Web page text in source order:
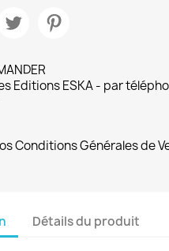
Editions ESKA - par
Conditions Générales de
Détails du produit